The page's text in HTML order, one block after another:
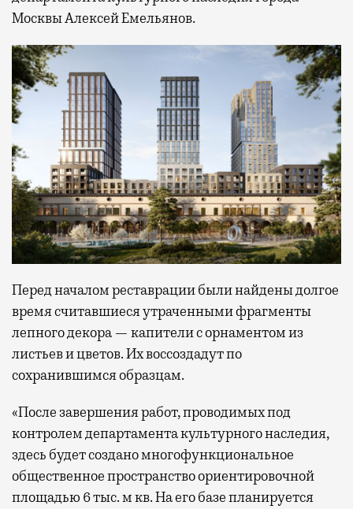
Москвы Алексей Емельянов.
Перед началом реставрации были найдены долгое
время считавшиеся утраченными фрагменты
лепного декора — капители с орнаментом из
листьев и цветов. Их воссоздадут по
сохранившимся образцам.
«После завершения работ, проводимых под
контролем департамента культурного наследия,
здесь будет создано многофункциональное
общественное пространство ориентировочной
площадью 6 тыс. м кв. На его базе планируется